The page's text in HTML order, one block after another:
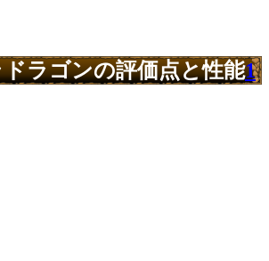
ラゴンの評価点と性能1